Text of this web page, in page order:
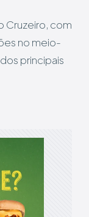
Cruzeiro, com
no meio-
principais